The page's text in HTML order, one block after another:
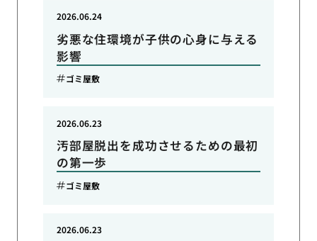
劣悪な住環境が子供の心身に与える
影響
2026.06.24
ゴミ屋敷
汚部屋脱出を成功させるための最初
の第一歩
2026.06.23
ゴミ屋敷
2026.06.23